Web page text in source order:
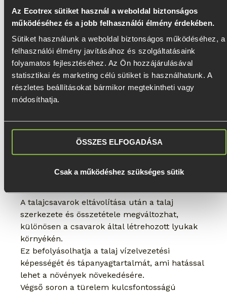
Az Ecotrex sütiket használ a weboldal biztonságos
működéséhez és a jobb felhasználói élmény érdekében.
Sütiket használunk a weboldal biztonságos működéséhez, a
felhasználói élmény javításához és szolgáltatásaink
folyamatos fejlesztéséhez. Az Ön hozzájárulásával
statisztikai és marketing célú sütiket is használhatunk. A
részletes beállításokat bármikor megtekintheti vagy
módosíthatja.
ÖSSZES ELFOGADÁSA
Csak a működéshez szükséges sütik
Ez egy rendkívül érdekes kérdés, hiszen a
talajcsavarok használata után a talaj bizonyos
részei változatlan formában maradnak meg,
így elméletben van lehetőség növények
ültetésére a csavarok korábbi helyén.
Ehhez persze arra is szükség van, hogy a
talajcsavarok eltávolítása után elegendő hely
rendelkezésre a növények számára.
Azonban néhány fontos szempontot érdemes
figyelembe venni.
Talaj állapota
A talajcsavarok eltávolítása után a talaj
szerkezete és összetétele megváltozhat,
különösen a csavarok által létrehozott lyukak
környékén.
Ez befolyásolhatja a talaj vízelvezetési
képességét és tápanyagtartalmát, ami hatással
lehet a növények növekedésére.
Végső soron a türelem kulcsfontosságú